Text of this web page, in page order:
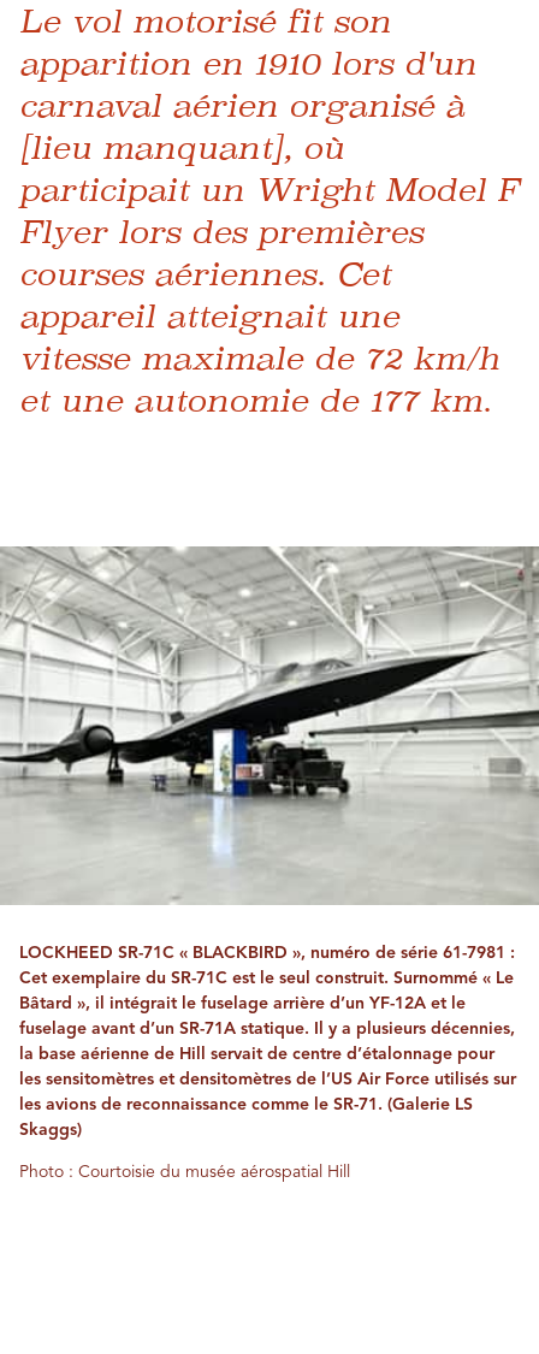
Le vol motorisé fit son
apparition en 1910 lors d'un
carnaval aérien organisé à
[lieu manquant], où
participait un Wright Model F
Flyer lors des premières
courses aériennes. Cet
appareil atteignait une
vitesse maximale de 72 km/h
et une autonomie de 177 km.
LOCKHEED SR-71C « BLACKBIRD », numéro de série 61-7981 :
Cet exemplaire du SR-71C est le seul construit. Surnommé « Le
Bâtard », il intégrait le fuselage arrière d’un YF-12A et le
fuselage avant d’un SR-71A statique. Il y a plusieurs décennies,
la base aérienne de Hill servait de centre d’étalonnage pour
les sensitomètres et densitomètres de l’US Air Force utilisés sur
les avions de reconnaissance comme le SR-71. (Galerie LS
Skaggs)
Photo : Courtoisie du musée aérospatial Hill